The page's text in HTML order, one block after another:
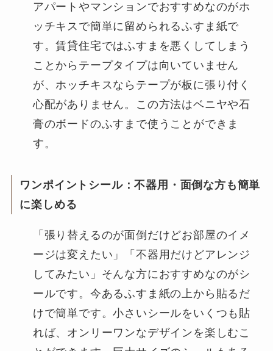
アパートやマンションでおすすめなのがホ
ッチキスで簡単に留められるふすま紙で
す。賃貸住宅ではふすまを悪くしてしまう
ことからテープタイプは向いていません
が、ホッチキスならテープが板に張り付く
心配がありません。この方法はベニヤや石
膏のボードのふすまで使うことができま
す。
ワンポイントシール：不器用・面倒な方も簡単
に楽しめる
「張り替えるのが面倒だけどお部屋のイメ
ージは変えたい」「不器用だけどアレンジ
してみたい」そんな方におすすめなのがシ
ールです。今あるふすま紙の上から貼るだ
けで簡単です。小さいシールをいくつも貼
れば、オンリーワンなデザインを楽しむこ